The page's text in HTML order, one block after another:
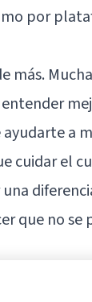
por
más.
a
cuidar el
que no se